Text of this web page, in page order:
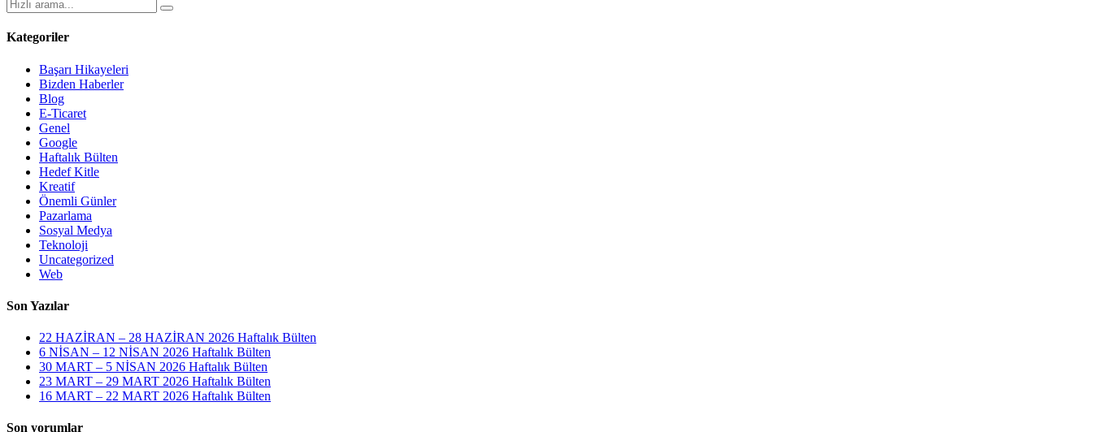
Kategoriler
Başarı Hikayeleri
Bizden Haberler
Blog
E-Ticaret
Genel
Google
Haftalık Bülten
Hedef Kitle
Kreatif
Önemli Günler
Pazarlama
Sosyal Medya
Teknoloji
Uncategorized
Web
Son Yazılar
22 HAZİRAN – 28 HAZİRAN 2026 Haftalık Bülten
6 NİSAN – 12 NİSAN 2026 Haftalık Bülten
30 MART – 5 NİSAN 2026 Haftalık Bülten
23 MART – 29 MART 2026 Haftalık Bülten
16 MART – 22 MART 2026 Haftalık Bülten
Son yorumlar